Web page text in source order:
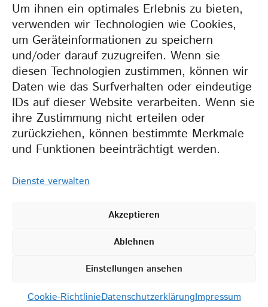
Um ihnen ein optimales Erlebnis zu bieten,
verwenden wir Technologien wie Cookies,
um Geräteinformationen zu speichern
und/oder darauf zuzugreifen. Wenn sie
diesen Technologien zustimmen, können wir
Daten wie das Surfverhalten oder eindeutige
IDs auf dieser Website verarbeiten. Wenn sie
ihre Zustimmung nicht erteilen oder
zurückziehen, können bestimmte Merkmale
und Funktionen beeinträchtigt werden.
Dienste verwalten
Akzeptieren
Ablehnen
Einstellungen ansehen
Cookie-RichtlinieDatenschutzerklärungImpressum
Tel. 0157 73604665 • info@bzt-ev.de
Weil wir gemeinsam
mehr erreichen.
2026 BZT •IMPRESSUM
COOKIE-RICHTLINIEN (EU)